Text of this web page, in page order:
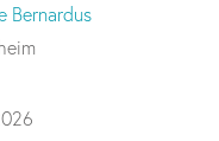
Bernardus